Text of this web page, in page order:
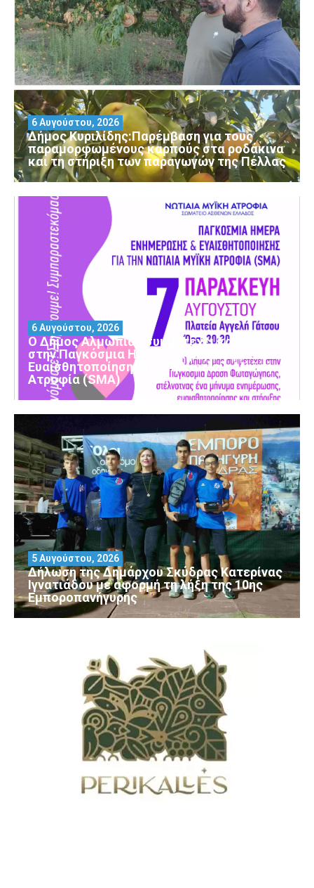
Δήμος Κυριλίδης:Παρέμβαση για τους
παραμορφωμένους καρπούς στα ροδάκινα
και τη στήριξη των παραγωγών της Πέλλας
6 Αυγούστου, 2026
Ο Δήμος Αλμωπίας συμμετέχει και φέτος
στην Παγκόσμια Ημέρα Ενημέρωσης και
Ευαισθητοποίησης για τη Νωτιαία Μυϊκή
Ατροφία (SMA)
6 Αυγούστου, 2026
Δήλωση της Δημάρχου Σκύδρας Κατερίνας
Ιγνατιάδου με αφορμή τη λήξη της 10ης
Εμποροπανήγυρης
5 Αυγούστου, 2026